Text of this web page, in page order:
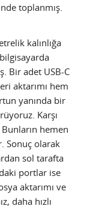
toplanmış.
kalınlığa
Bir adet USB-C
aktarımı hem
yanında bir
Karşı
hemen
Sonuç olarak
sol tarafta
portlar ise
aktarımı ve
daha hızlı